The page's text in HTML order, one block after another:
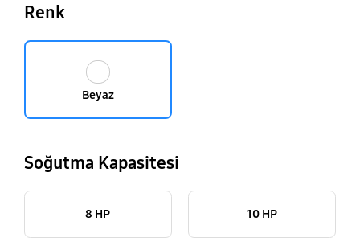
Renk
Beyaz
Soğutma Kapasitesi
8 HP 10 HP